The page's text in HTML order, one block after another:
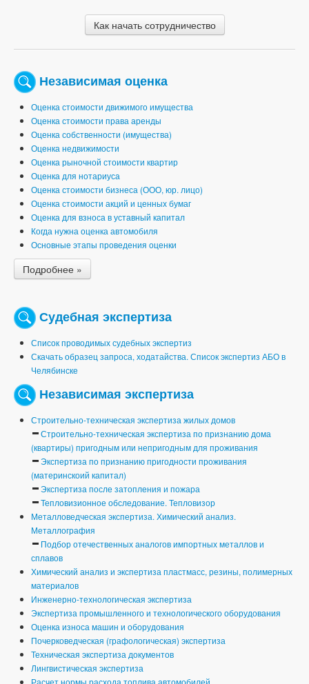
Как начать сотрудничество
Независимая оценка
Оценка стоимости движимого имущества
Оценка стоимости права аренды
Оценка собственности (имущества)
Оценка недвижимости
Оценка рыночной стоимости квартир
Оценка для нотариуса
Оценка стоимости бизнеса (ООО, юр. лицо)
Оценка стоимости акций и ценных бумаг
Оценка для взноса в уставный капитал
Когда нужна оценка автомобиля
Основные этапы проведения оценки
Подробнее »
Судебная экспертиза
Список проводимых судебных экспертиз
Скачать образец запроса, ходатайства. Список экспертиз АБО в
Челябинске
Независимая экспертиза
Строительно-техническая экспертиза жилых домов
Строительно-техническая экспертиза по признанию дома
(квартиры) пригодным или непригодным для проживания
Экспертиза по признанию пригодности проживания
(материнскоий капитал)
Экспертиза после затопления и пожара
Тепловизионное обследование. Тепловизор
Металловедческая экспертиза. Химический анализ.
Металлография
Подбор отечественных аналогов импортных металлов и
сплавов
Химический анализ и экспертиза пластмасс, резины, полимерных
материалов
Инженерно-технологическая экспертиза
Экспертиза промышленного и технологического оборудования
Оценка износа машин и оборудования
Почерковедческая (графологическая) экспертиза
Техническая экспертиза документов
Лингвистическая экспертиза